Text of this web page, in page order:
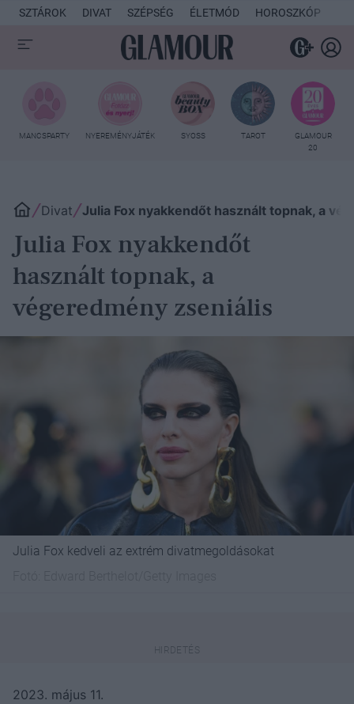
SZTÁROK DIVAT SZÉPSÉG ÉLETMÓD HOROSZKÓP
MANCSPARTY NYEREMÉNYJÁTÉK SYOSS TAROT
GLAMOUR
20
Divat Julia Fox nyakkendőt használt topnak, a
Julia Fox nyakkendőt
használt topnak, a
végeredmény zseniális
Julia Fox kedveli az extrém divatmegoldásokat
2023. május 11.